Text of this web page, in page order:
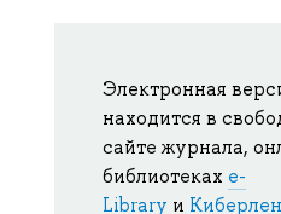
Электронная
находится в
сайте журнала,
библиотеках e-
Library и